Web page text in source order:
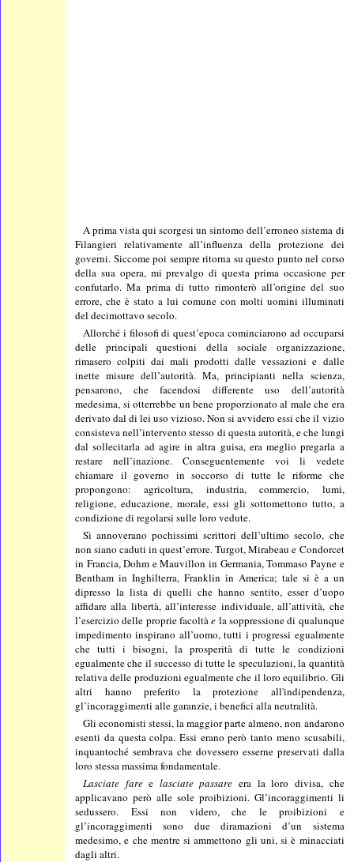
A prima vista qui scorgesi un sintomo dell’erroneo sistema di
Filangieri relativamente all’influenza della protezione dei
governi. Siccome poi sempre ritorna su questo punto nel corso
della sua opera, mi prevalgo di questa prima occasione per
confutarlo. Ma prima di tutto rimonterò all’origine del suo
errore, che è stato a lui comune con molti uomini illuminati
del decimottavo secolo.
Allorché i filosofi di quest’epoca cominciarono ad occuparsi
delle principali questioni della sociale organizzazione,
rimasero colpiti dai mali prodotti dalle vessazioni e dalle
inette misure dell’autorità. Ma, principianti nella scienza,
pensarono, che facendosi differente uso dell’autorità
medesima, si otterrebbe un bene proporzionato al male che era
derivato dal di lei uso vizioso. Non si avvidero essi che il vizio
consisteva nell’intervento stesso di questa autorità, e che lungi
dal sollecitarla ad agire in altra guisa, era meglio pregarla a
restare nell’inazione. Conseguentemente voi li vedete
chiamare il governo in soccorso di tutte le riforme che
propongono: agricoltura, industria, commercio, lumi,
religione, educazione, morale, essi gli sottomettono tutto, a
condizione di regolarsi sulle loro vedute.
Sì annoverano pochissimi scrittori dell’ultimo secolo, che
non siano caduti in quest’errore. Turgot, Mirabeau e Condorcet
in Francia, Dohm e Mauvillon in Germania, Tommaso Payne e
Bentham in Inghilterra, Franklin in America; tale si è a un
dipresso la lista di quelli che hanno sentito, esser d’uopo
affidare alla libertà, all’interesse individuale, all’attività, che
l’esercizio delle proprie facoltàe la soppressione di qualunque
impedimento inspirano all’uomo, tutti i progressi egualmente
che tutti i bisogni, la prosperità di tutte le condizioni
egualmente che il successo di tutte le speculazioni, la quantità
relativa delle produzioni egualmente che il loro equilibrio. Gli
altri hanno preferito la protezione all'indipendenza,
gl’incoraggimenti alle garanzie, i benefici alla neutralità.
Gli economisti stessi, la maggior parte almeno, non andarono
esenti da questa colpa. Essi erano però tanto meno scusabili,
inquantoché sembrava che dovessero esserne preservati dalla
loro stessa massima fondamentale.
Lasciate faree lasciate passare era la loro divisa, che
applicavano però alle sole proibizioni. Gl’incoraggimenti li
sedussero. Essi non videro, che le proibizioni e
gl’incoraggimenti sono due diramazioni d’un sistema
medesimo, e che mentre si ammettono gli uni, si è minacciati
dagli altri.